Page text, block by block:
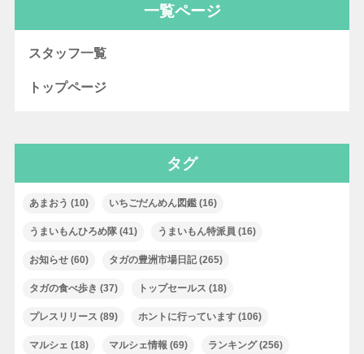
一覧ページ
スタッフ一覧
トップページ
タグ
あまおう (10) いちごだんめん図鑑(16)
うまいもんひろめ隊(41) うまいもん特派員 (16)
お知らせ(60) タガの豊洲市場日記(265)
タガの食べ歩き (37) トップセールス (18)
プレスリリース (89) ホントに行っています(106)
マルシェ (18) マルシェ情報 (69) ランキング(256)